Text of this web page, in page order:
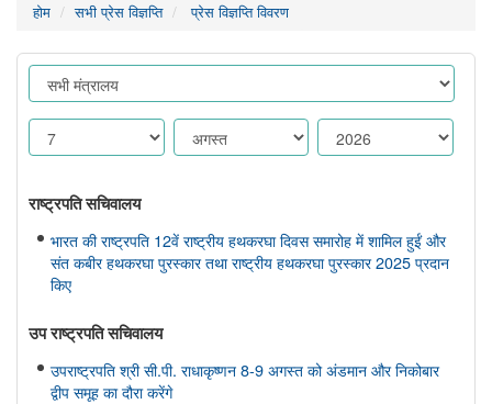
होम सभी प्रेस विज्ञप्ति प्रेस विज्ञप्ति विवरण
राष्ट्रपति सचिवालय
भारत की राष्ट्रपति 12वें राष्ट्रीय हथकरघा दिवस समारोह में शामिल हुईं और
संत कबीर हथकरघा पुरस्कार तथा राष्ट्रीय हथकरघा पुरस्कार 2025 प्रदान
किए
उप राष्ट्रपति सचिवालय
उपराष्ट्रपति श्री सी.पी. राधाकृष्णन 8-9 अगस्त को अंडमान और निकोबार
द्वीप समूह का दौरा करेंगे